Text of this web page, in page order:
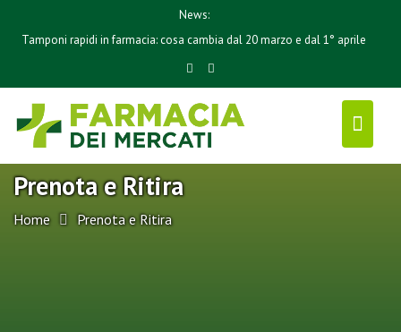
o
News:
Tamponi rapidi in farmacia: cosa cambia dal 20 marzo e dal 1° aprile
Prenota e Ritira
Home Prenota e Ritira